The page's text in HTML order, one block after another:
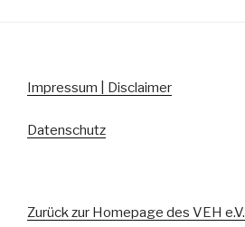
Impressum | Disclaimer
Datenschutz
Zurück zur Homepage des VEH e.V.